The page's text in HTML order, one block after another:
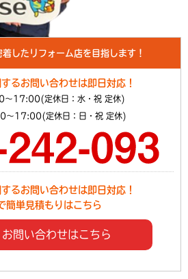
したリフォーム店を目指します！
るお問い合わせは即日対応！
～17:00(定休日：水・祝 定休)
～17:00(定休日：日・祝 定休)
るお問い合わせは即日対応！
簡単見積もりはこちら
お問い合わせはこちら